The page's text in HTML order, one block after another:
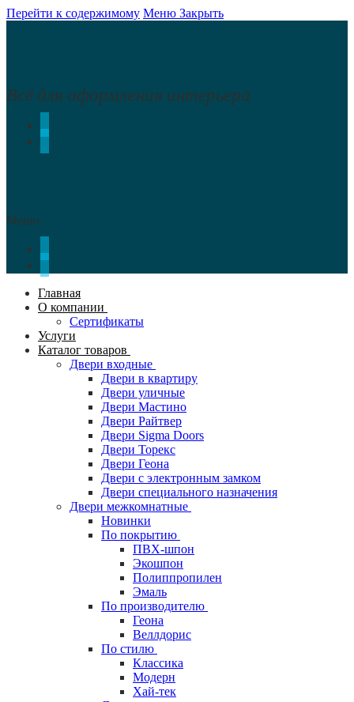
Перейти к содержимому Меню Закрыть
Всё для оформления интерьера
Меню
Главная
О компании
Сертификаты
Услуги
Каталог товаров
Двери входные
Двери в квартиру
Двери уличные
Двери Мастино
Двери Райтвер
Двери Sigma Doors
Двери Торекс
Двери Геона
Двери с электронным замком
Двери специального назначения
Двери межкомнатные
Новинки
По покрытию
ПВХ-шпон
Экошпон
Полиппропилен
Эмаль
По производителю
Геона
Веллдорис
По стилю
Классика
Модерн
Хай-тек